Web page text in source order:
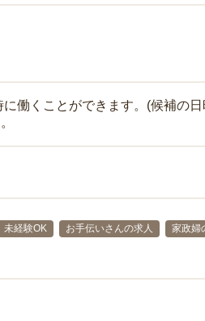
働くことができます。(候補の
未経験OK お手伝いさんの求人 家政婦